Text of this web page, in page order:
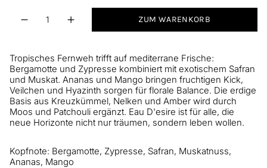
ZUM WARENKORB
Tropisches Fernweh trifft auf mediterrane Frische:
Bergamotte und Zypresse kombiniert mit exotischem Safran
und Muskat. Ananas und Mango bringen fruchtigen Kick,
Veilchen und Hyazinth sorgen für florale Balance. Die erdige
Basis aus Kreuzkümmel, Nelken und Amber wird durch
Moos und Patchouli ergänzt. Eau D'esire ist für alle, die
neue Horizonte nicht nur träumen, sondern leben wollen.
Kopfnote: Bergamotte, Zypresse, Safran, Muskatnuss,
Ananas, Mango